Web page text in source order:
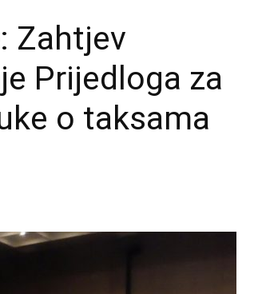
Zahtjev
Prijedloga za
o taksama